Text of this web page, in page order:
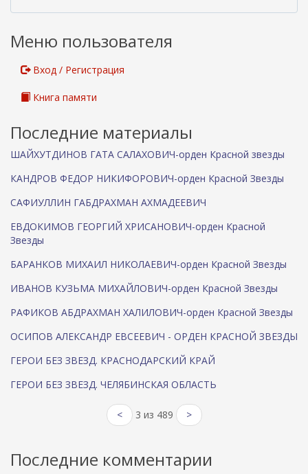
ш
)
Меню пользователя
Вход / Регистрация
Книга памяти
Последние материалы
ШАЙХУТДИНОВ ГАТА САЛАХОВИЧ-орден Красной звезды
КАНДРОВ ФЕДОР НИКИФОРОВИЧ-орден Красной Звезды
САФИУЛЛИН ГАБДРАХМАН АХМАДЕЕВИЧ
ЕВДОКИМОВ ГЕОРГИЙ ХРИСАНОВИЧ-орден Красной
Звезды
БАРАНКОВ МИХАИЛ НИКОЛАЕВИЧ-орден Красной Звезды
ИВАНОВ КУЗЬМА МИХАЙЛОВИЧ-орден Красной Звезды
РАФИКОВ АБДРАХМАН ХАЛИЛОВИЧ-орден Красной Звезды
ОСИПОВ АЛЕКСАНДР ЕВСЕЕВИЧ - ОРДЕН КРАСНОЙ ЗВЕЗДЫ
ГЕРОИ БЕЗ ЗВЕЗД. КРАСНОДАРСКИЙ КРАЙ
ГЕРОИ БЕЗ ЗВЕЗД. ЧЕЛЯБИНСКАЯ ОБЛАСТЬ
< 3 из 489 >
Последние комментарии